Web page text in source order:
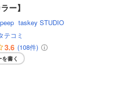
ー】
peep taskey STUDIO
テコミ
3.6 (108件)
書く